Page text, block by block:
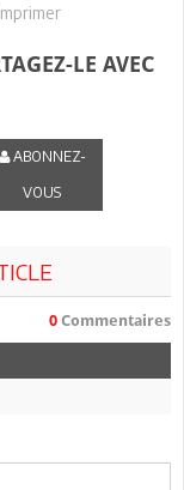
LE AVEC
ABONNEZ-
VOUS
0 Commentaires